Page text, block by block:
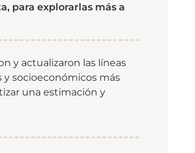
para explorarlas más a
y actualizaron las líneas
y socioeconómicos más
una estimación y